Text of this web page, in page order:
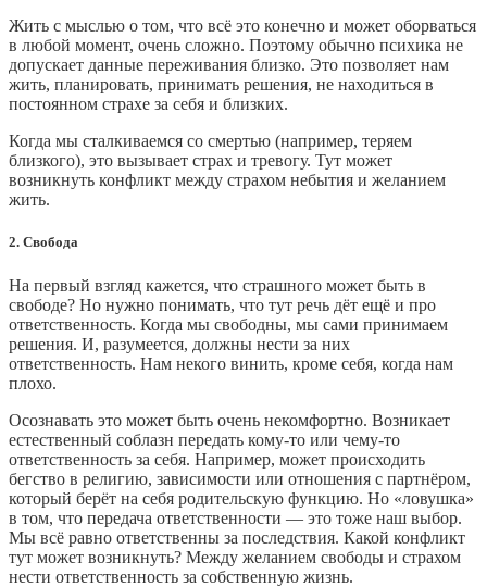
Жить с мыслью о том, что всё это конечно и может оборваться
в любой момент, очень сложно. Поэтому обычно психика не
допускает данные переживания близко. Это позволяет нам
жить, планировать, принимать решения, не находиться в
постоянном страхе за себя и близких.
Когда мы сталкиваемся со смертью (например, теряем
близкого), это вызывает страх и тревогу. Тут может
возникнуть конфликт между страхом небытия и желанием
жить.
2. Свобода
На первый взгляд кажется, что страшного может быть в
свободе? Но нужно понимать, что тут речь дёт ещё и про
ответственность. Когда мы свободны, мы сами принимаем
решения. И, разумеется, должны нести за них
ответственность. Нам некого винить, кроме себя, когда нам
плохо.
Осознавать это может быть очень некомфортно. Возникает
естественный соблазн передать кому-то или чему-то
ответственность за себя. Например, может происходить
бегство в религию, зависимости или отношения с партнёром,
который берёт на себя родительскую функцию. Но «ловушка»
в том, что передача ответственности — это тоже наш выбор.
Мы всё равно ответственны за последствия. Какой конфликт
тут может возникнуть? Между желанием свободы и страхом
нести ответственность за собственную жизнь.